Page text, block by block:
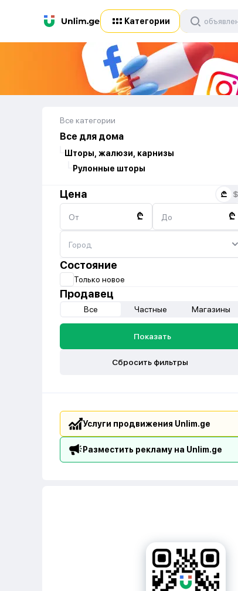
Категории
Все категории
Все для дома
Шторы, жалюзи, карнизы
Рулонные шторы
Цена
От ₾ До ₾
Состояние
Только новое
Продавец
Все Частные Магазины
Показать
Сбросить фильтры
Услуги продвижения Unlim.ge
Разместить рекламу на Unlim.ge